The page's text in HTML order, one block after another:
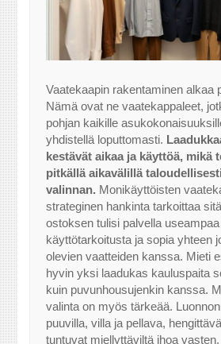
Vaatekaapin rakentaminen alkaa
Nämä ovat ne vaatekappaleet,
pohjan kaikille
yhdistellä loputtomasti.
kestävät aikaa ja käyttöä, mikä
pitkällä aikavälillä
valinnan. Monikäyttöisten
strateginen hankinta tarkoittaa
ostoksen tulisi palvella
käyttötarkoitusta ja sopia yhteen
olevien vaatteiden kanssa. Mieti
hyvin yksi laadukas kauluspaita
kuin puvunhousujenkin kanssa.
valinta on myös tärkeää.
puuvilla, villa ja pellava,
tuntuvat miellyttäviltä ihoa